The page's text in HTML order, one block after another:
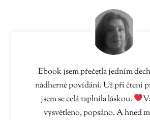
Ebook jsem přečetla jedním
nádherné povídání. Už při čtení
jsem se celá zaplnila láskou.
vysvětleno, popsáno. A hned